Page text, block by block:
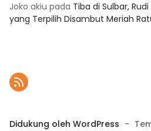
Joko akiu pada Tiba di Sulbar,
yang Terpilih Disambut Meriah
Didukung oleh WordPress -